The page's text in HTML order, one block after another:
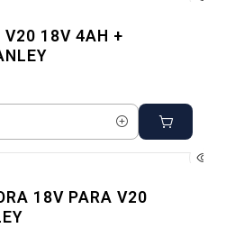
V20 18V 4AH +
18V PARA V20